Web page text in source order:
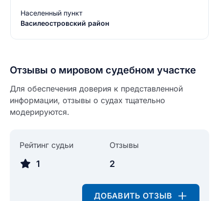
Населенный пункт
Василеостровский район
Отзывы о мировом судебном участке
Для обеспечения доверия к представленной
информации, отзывы о судах тщательно
модерируются.
Рейтинг судьи
1
Отзывы
2
ДОБАВИТЬ ОТЗЫВ
Введите свое имя
Текст отзыва
Введите свое имя
Введите свой номер телефона
Название населенного пункта